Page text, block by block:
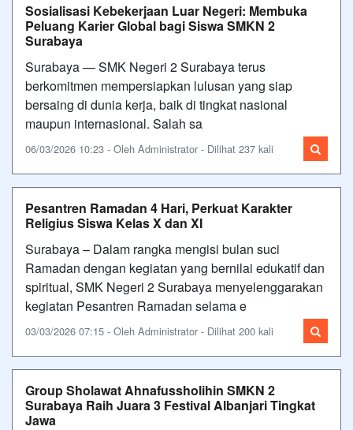
Sosialisasi Kebekerjaan Luar Negeri: Membuka
Peluang Karier Global bagi Siswa SMKN 2
Surabaya
Surabaya — SMK Negeri 2 Surabaya terus
berkomitmen mempersiapkan lulusan yang siap
bersaing di dunia kerja, baik di tingkat nasional
maupun internasional. Salah sa
06/03/2026 10:23 - Oleh Administrator - Dilihat 237 kali
Pesantren Ramadan 4 Hari, Perkuat Karakter
Religius Siswa Kelas X dan XI
Surabaya – Dalam rangka mengisi bulan suci
Ramadan dengan kegiatan yang bernilai edukatif dan
spiritual, SMK Negeri 2 Surabaya menyelenggarakan
kegiatan Pesantren Ramadan selama e
03/03/2026 07:15 - Oleh Administrator - Dilihat 200 kali
Group Sholawat Ahnafussholihin SMKN 2
Surabaya Raih Juara 3 Festival Albanjari Tingkat
Jawa